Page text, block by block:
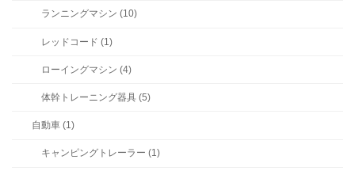
ランニングマシン (10)
レッドコード (1)
ローイングマシン (4)
体幹トレーニング器具 (5)
自動車 (1)
キャンピングトレーラー (1)